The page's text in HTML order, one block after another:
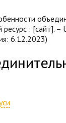
ресурс :
6.12.2023)